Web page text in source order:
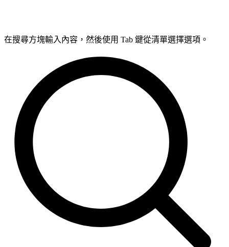
在搜尋方塊輸入內容，然後使用 Tab 鍵從清單選擇選項。